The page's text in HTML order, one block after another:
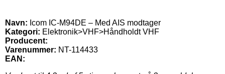
Navn: Icom IC-M94DE – Med AIS modtager
Kategori: Elektronik>VHF>Håndholdt VHF
Producent:
Varenummer: NT-114433
EAN: